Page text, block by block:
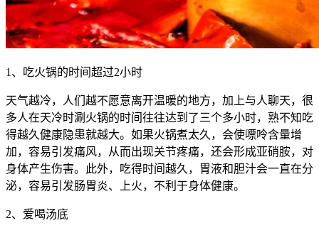
1、吃火锅的时间超过2小时
天气越冷，人们越不愿意离开温暖的地方，加上与人聊天，很
多人在天冷时涮火锅的时间往往达到了三个多小时，熟不知吃
得越久健康隐患就越大。如果火锅煮太久，会使嘌呤含量增
加，容易引发痛风，从而出现关节疼痛，还会形成亚硝胺，对
身体产生伤害。此外，吃得时间越久，胃液和胆汁会一直在分
泌，容易引发肠胃炎、上火，不利于身体健康。
2、爱喝汤底